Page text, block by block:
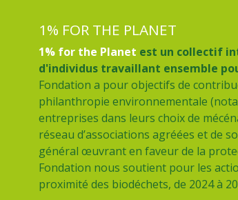
Titre
1% FOR THE PLANET
1% for the Planet est un collectif
d'individus travaillant ensemble
Fondation a pour objectifs de
philanthropie environnementale
entreprises dans leurs choix de
réseau d’associations agréées et de
général œuvrant en faveur de la
Fondation nous soutient pour les
proximité des biodéchets, de 2024 à